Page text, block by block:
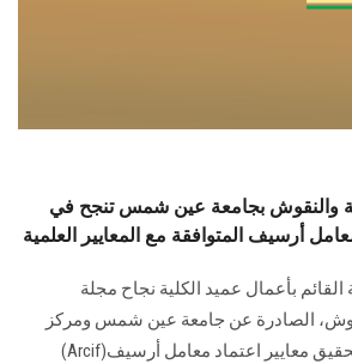
والنقوش بجامعة عين شمس تنجح في
أرسيف المتوافقة مع المعايير العلمية
القائم بأعمال عميد الكلية نجاح مجلة
الصادرة عن جامعة عين شمس ومركز
البردي والنقوش على تحقيق معايير اعتماد معامل أرسيف(Arcif)